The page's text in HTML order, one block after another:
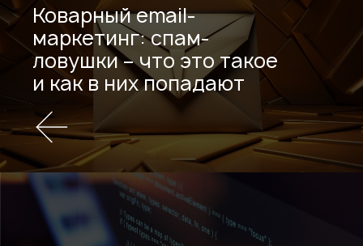
Коварный email-
маркетинг: спам-
ловушки – что это такое
и как в них попадают